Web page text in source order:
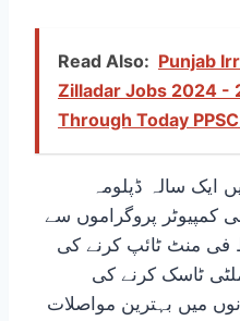
Read Also: Punjab
Zilladar Jobs 2024 -
Through Today
ایک سالہ ڈپلومہ
کمپیوٹر پروگراموں سے
کم از کم 40 الفاظ فی منٹ ٹائپ کرنے کی
ٹاسک کرنے کی
میں بہترین مواصلات